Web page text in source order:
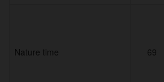
Nature time 69